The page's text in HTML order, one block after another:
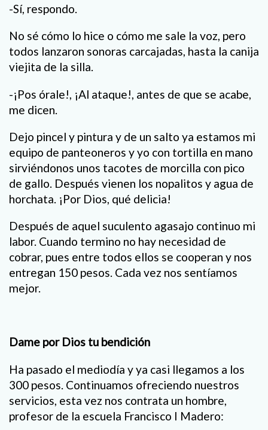
-Sí, respondo.
No sé cómo lo hice o cómo me sale la voz, pero
todos lanzaron sonoras carcajadas, hasta la canija
viejita de la silla.
-¡Pos órale!, ¡Al ataque!, antes de que se acabe,
me dicen.
Dejo pincel y pintura y de un salto ya estamos mi
equipo de panteoneros y yo con tortilla en mano
sirviéndonos unos tacotes de morcilla con pico
de gallo. Después vienen los nopalitos y agua de
horchata. ¡Por Dios, qué delicia!
Después de aquel suculento agasajo continuo mi
labor. Cuando termino no hay necesidad de
cobrar, pues entre todos ellos se cooperan y nos
entregan 150 pesos. Cada vez nos sentíamos
mejor.
Dame por Dios tu bendición
Ha pasado el mediodía y ya casi llegamos a los
300 pesos. Continuamos ofreciendo nuestros
servicios, esta vez nos contrata un hombre,
profesor de la escuela Francisco I Madero: